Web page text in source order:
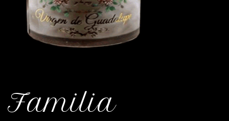
Familia